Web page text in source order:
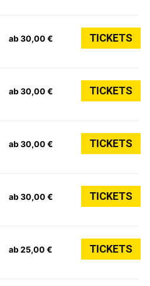
ab 30,00 € TICKETS
ab 30,00 € TICKETS
ab 30,00 € TICKETS
ab 30,00 € TICKETS
ab 25,00 € TICKETS